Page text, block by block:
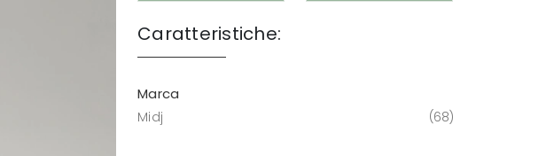
Caratteristiche:
Marca
Midj 68